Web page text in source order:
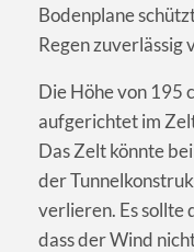
Bodenplane
Regen zuverlässig
Die Höhe von 195
aufgerichtet im
Das Zelt könnte
der
verlieren. Es sollte
dass der Wind